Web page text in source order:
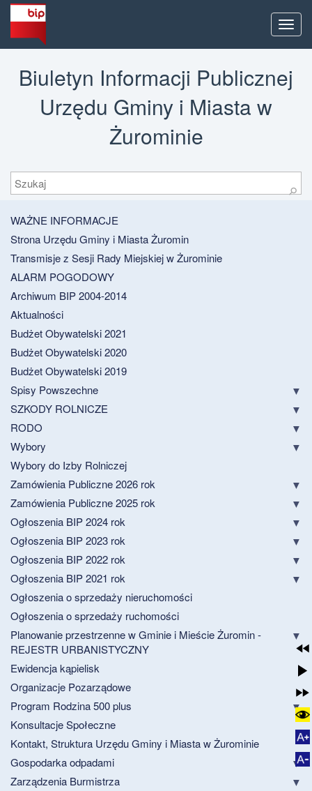
Menu
Biuletyn Informacji Publicznej
Urzędu Gminy i Miasta w
Żurominie
Szukaj
⚲
WAŻNE INFORMACJE
Strona Urzędu Gminy i Miasta Żuromin
Transmisje z Sesji Rady Miejskiej w Żurominie
ALARM POGODOWY
Archiwum BIP 2004-2014
Aktualności
Budżet Obywatelski 2021
Budżet Obywatelski 2020
Budżet Obywatelski 2019
Spisy Powszechne
SZKODY ROLNICZE
RODO
Wybory
Wybory do Izby Rolniczej
Zamówienia Publiczne 2026 rok
Zamówienia Publiczne 2025 rok
Ogłoszenia BIP 2024 rok
Ogłoszenia BIP 2023 rok
Ogłoszenia BIP 2022 rok
Ogłoszenia BIP 2021 rok
Ogłoszenia o sprzedaży nieruchomości
Ogłoszenia o sprzedaży ruchomości
Planowanie przestrzenne w Gminie i Mieście Żuromin -
REJESTR URBANISTYCZNY
Ewidencja kąpielisk
Organizacje Pozarządowe
Program Rodzina 500 plus
Konsultacje Społeczne
Kontakt, Struktura Urzędu Gminy i Miasta w Żurominie
Gospodarka odpadami
Zarządzenia Burmistrza